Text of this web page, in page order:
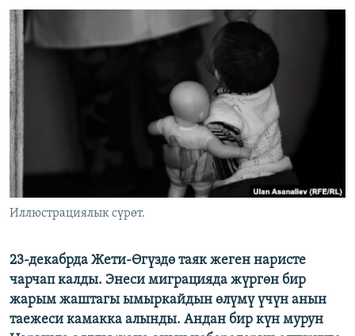
ДАНИСТЕ
ЭЖЕ-СИҢДИЛЕР
ОНЛАЙН ШЕРИНЕ
ЭЕ/АРнун бардык сайттары
Иллюстрациялык сүрөт.
23-декабрда Жети-Өгүздө таяк жеген наристе
чарчап калды. Энеси миграцияда жүргөн бир
жарым жаштагы ымыркайдын өлүмү үчүн анын
таежеси камакка алынды. Андан бир күн мурун